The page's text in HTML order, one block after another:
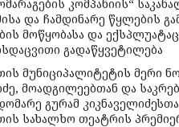
კომპანიის“
და ჩამდინარე წყლების
მოწყობასა და
გადაწყვეტილება
მუნიციპალიტეტის მერი
მოადგილეებთან და
გურამ
სახალხო თეატრის